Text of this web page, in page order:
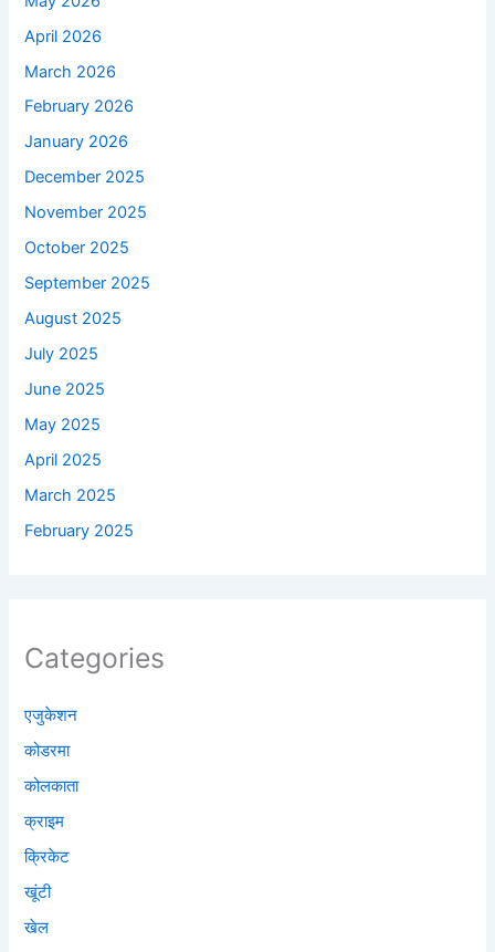
April 2026
March 2026
February 2026
January 2026
December 2025
November 2025
October 2025
September 2025
August 2025
July 2025
June 2025
May 2025
April 2025
March 2025
February 2025
Categories
एजुकेशन
कोडरमा
कोलकाता
क्राइम
क्रिकेट
खूंटी
खेल